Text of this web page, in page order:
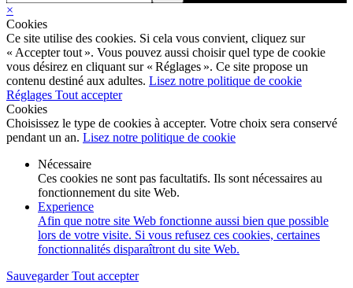
×
Cookies
Ce site utilise des cookies. Si cela vous convient, cliquez sur
« Accepter tout ». Vous pouvez aussi choisir quel type de cookie
vous désirez en cliquant sur « Réglages ». Ce site propose un
contenu destiné aux adultes. Lisez notre politique de cookie
Réglages Tout accepter
Cookies
Choisissez le type de cookies à accepter. Votre choix sera conservé
pendant un an. Lisez notre politique de cookie
Nécessaire
Ces cookies ne sont pas facultatifs. Ils sont nécessaires au
fonctionnement du site Web.
Experience
Afin que notre site Web fonctionne aussi bien que possible
lors de votre visite. Si vous refusez ces cookies, certaines
fonctionnalités disparaîtront du site Web.
SauvegarderTout accepter